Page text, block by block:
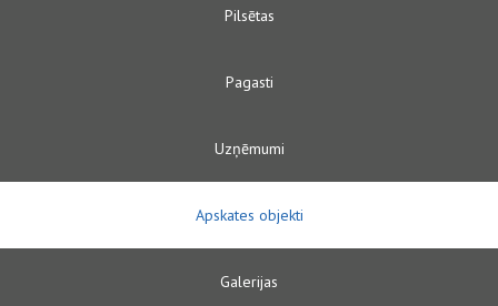
Pilsētas
Pagasti
Uzņēmumi
Apskates objekti
Galerijas